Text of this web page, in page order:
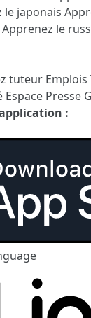
le japonais
Apprenez le
tuteur Emplois
Espace Presse
: